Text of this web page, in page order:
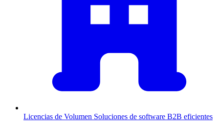
Licencias de Volumen Soluciones de software B2B eficientes